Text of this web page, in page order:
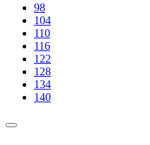
98
104
110
116
122
128
134
140